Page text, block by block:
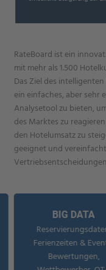
RateBoard ist ein
mit mehr als 1.500
Das Ziel des
ein einfaches, aber sehr
Analysetool zu bieten,
des Marktes zu
den Hotelumsatz zu
geeignet und
BIG DATA
Ferienzeiten &
Bewertungen,